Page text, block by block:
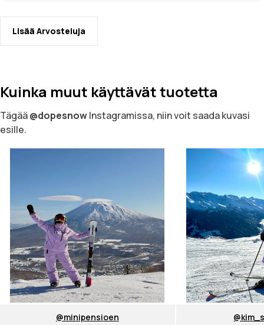
Lisää Arvosteluja
Kuinka muut käyttävät tuotetta
Tägää@dopesnowInstagramissa, niin voit saada kuvasi
esille.
@minipensioen